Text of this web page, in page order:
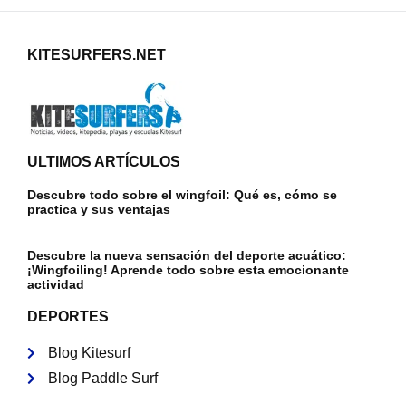
KITESURFERS.NET
ULTIMOS ARTÍCULOS
Descubre todo sobre el wingfoil: Qué es, cómo se
practica y sus ventajas
Descubre la nueva sensación del deporte acuático:
¡Wingfoiling! Aprende todo sobre esta emocionante
actividad
DEPORTES
Blog Kitesurf
Blog Paddle Surf